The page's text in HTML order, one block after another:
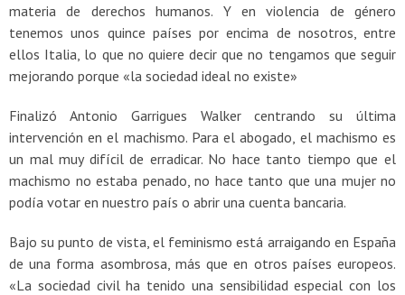
materia de derechos humanos. Y en violencia de género
tenemos unos quince países por encima de nosotros, entre
ellos Italia, lo que no quiere decir que no tengamos que seguir
mejorando porque «la sociedad ideal no existe»
Finalizó Antonio Garrigues Walker centrando su última
intervención en el machismo. Para el abogado, el machismo es
un mal muy difícil de erradicar. No hace tanto tiempo que el
machismo no estaba penado, no hace tanto que una mujer no
podía votar en nuestro país o abrir una cuenta bancaria.
Bajo su punto de vista, el feminismo está arraigando en España
de una forma asombrosa, más que en otros países europeos.
«La sociedad civil ha tenido una sensibilidad especial con los